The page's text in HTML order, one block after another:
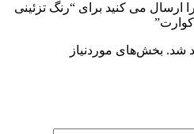
ارسال می کنید برای “رنگ تزئینی
شد. بخش‌های موردنیاز